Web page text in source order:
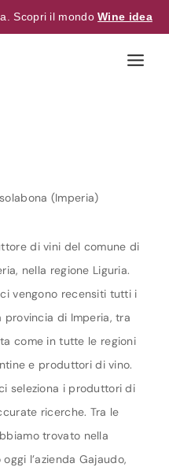
Scopri il mondoWine idea
(Imperia)
di vini del comune di
nella regione Liguria.
vengono recensiti tutti i
di Imperia, tra
come in tutte le regioni
e produttori di vino.
seleziona i produttori di
ricerche. Tra le
trovato nella
l’azienda Gajaudo,